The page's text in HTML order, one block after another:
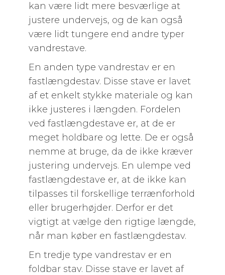
kan være lidt mere besværlige at
justere undervejs, og de kan også
være lidt tungere end andre typer
vandrestave.
En anden type vandrestav er en
fastlængdestav. Disse stave er lavet
af et enkelt stykke materiale og kan
ikke justeres i længden. Fordelen
ved fastlængdestave er, at de er
meget holdbare og lette. De er også
nemme at bruge, da de ikke kræver
justering undervejs. En ulempe ved
fastlængdestave er, at de ikke kan
tilpasses til forskellige terrænforhold
eller brugerhøjder. Derfor er det
vigtigt at vælge den rigtige længde,
når man køber en fastlængdestav.
En tredje type vandrestav er en
foldbar stav. Disse stave er lavet af